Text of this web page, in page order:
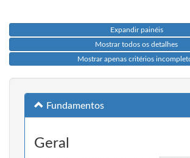
Expandir painéis
Mostrar todos os detalhes
Mostrar apenas critérios
Fundamentos
Geral